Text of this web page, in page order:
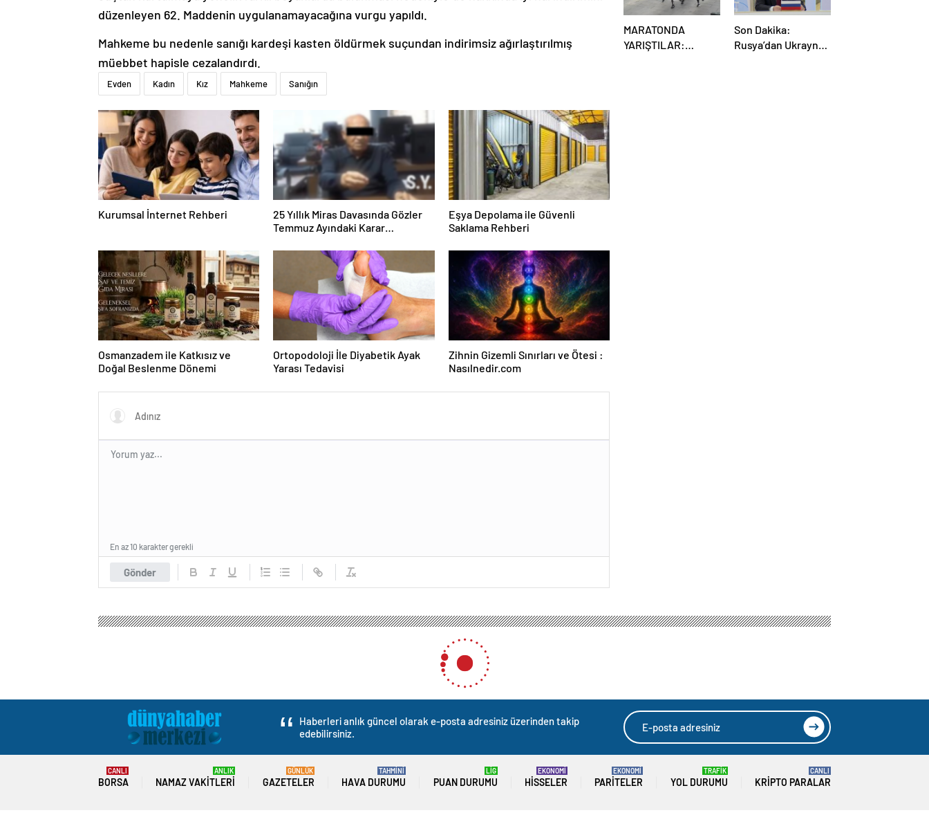
düzenleyen 62. Maddenin uygulanamayacağına vurgu yapıldı.
Mahkeme bu nedenle sanığı kardeşi kasten öldürmek suçundan indirimsiz ağırlaştırılmış
müebbet hapisle cezalandırdı.
Evden Kadın Kız Mahkeme Sanığın
Kurumsal İnternet Rehberi
25 Yıllık Miras Davasında Gözler
Temmuz Ayındaki Karar
Eşya Depolama ile Güvenli
Saklama Rehberi
Osmanzadem ile Katkısız ve
Doğal Beslenme Dönemi
Ortopodoloji İle Diyabetik Ayak
Yarası Tedavisi
Zihnin Gizemli Sınırları ve Ötesi :
Nasılnedir.com
Gönder
En az 10 karakter gerekli
MARATONDA
YARIŞTILAR:
Son Dakika:
Rusya’dan Ukrayna
Haberleri anlık güncel olarak e-posta adresiniz üzerinden takip
edebilirsiniz.
BORSA
CANLI
NAMAZ VAKITLERI
ANLIK
GAZETELER
GÜNLÜK
HAVA DURUMU
TAHMİNİ
PUAN DURUMU
LİG
HISSELER
EKONOMİ
PARITELER
EKONOMİ
YOL DURUMU
TRAFİK
KRIPTO PARALAR
CANLI